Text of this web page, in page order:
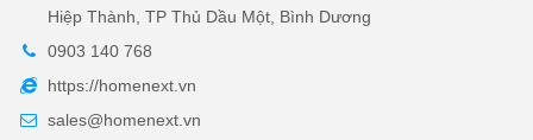
Hiệp Thành, TP Thủ Dầu Một, Bình Dương
0903 140 768
https://homenext.vn
sales@homenext.vn